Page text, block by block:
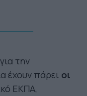
την
έχουν πάρει οι
ΕΚΠΑ,